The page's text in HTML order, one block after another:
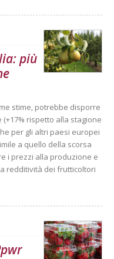
più
stime, potrebbe disporre
rispetto alla stagione
per gli altri paesi europei
a quello della scorsa
i prezzi alla produzione e
redditività dei frutticoltori